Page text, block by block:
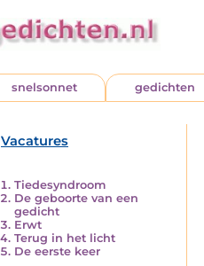
snelsonnet gedichten
Vacatures
Tiedesyndroom
De geboorte van een
gedicht
Erwt
Terug in het licht
De eerste keer